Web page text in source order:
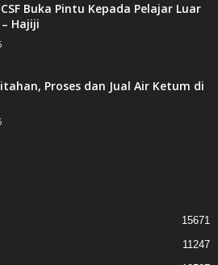
Buka Pintu Kepada Pelajar Luar
Hajiji
Proses dan Jual Air Ketum di
15671
11247